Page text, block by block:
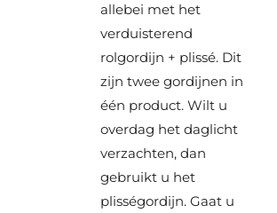
allebei met het
verduisterend
rolgordijn + plissé. Dit
zijn twee gordijnen in
één product. Wilt u
overdag het daglicht
verzachten, dan
gebruikt u het
plisségordijn. Gaat u